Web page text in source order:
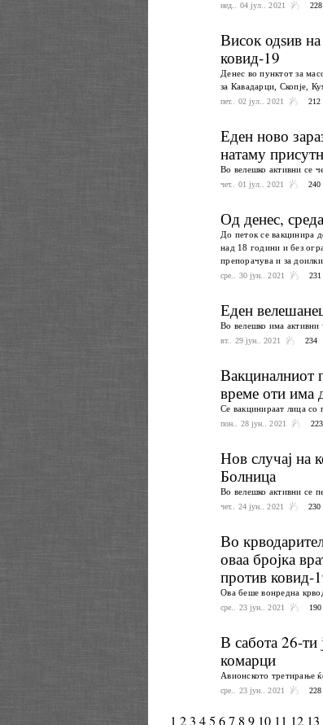
нед.. 04 јул.. 2021 228
Висок одѕив
ковид-19
Денес во пунктот за
за Кавадарци, Скопје,
пет.. 02 јул.. 2021 212
Еден ново
натаму
Во велешко активни се
чет.. 01 јул.. 2021 240
Од денес,
До петок се вакцинира
над 18 години и без
препорачува и за
сре.. 30 јун.. 2021 231
Еден
Во велешко има активни
вт.. 29 јун.. 2021 234
Вакциналниот
време оти има
Се вакцинираат лица со
пон.. 28 јун.. 2021 223
Нов случај на
Болница
Во велешко активни се
чет.. 24 јун.. 2021 230
Во
оваа бројка
против ковид-
Ова беше вонредна
сре.. 23 јун.. 2021 190
В сабота 26-
комарци
Aвионското третирање
сре.. 23 јун.. 2021 228
1 23 45 67 8 9 10 11 12 13